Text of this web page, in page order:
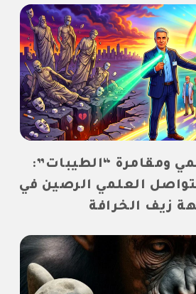
ومقامرة “الطيبات”:
العلمي الرصين في
زيف الخرافة